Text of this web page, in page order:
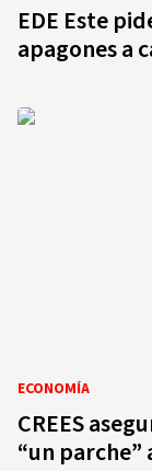
EDE Este
apagones a
ECONOMÍA
CREES
“un parche”